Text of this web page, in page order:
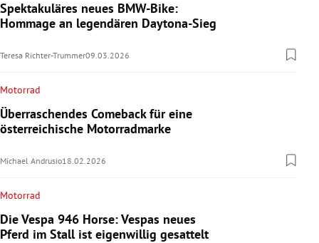
Spektakuläres neues BMW-Bike:
Hommage an legendären Daytona-Sieg
Teresa Richter-Trummer09.03.2026
Motorrad
Überraschendes Comeback für eine
österreichische Motorradmarke
Michael Andrusio18.02.2026
Motorrad
Die Vespa 946 Horse: Vespas neues
Pferd im Stall ist eigenwillig gesattelt